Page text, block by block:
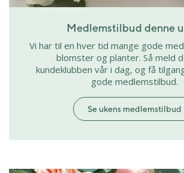
Medlemstilbud denne
Vi har til en hver tid mange gode
blomster og planter. Så meld
kundeklubben vår i dag, og få
gode medlemstilbud.
Se ukens medlemstilbud